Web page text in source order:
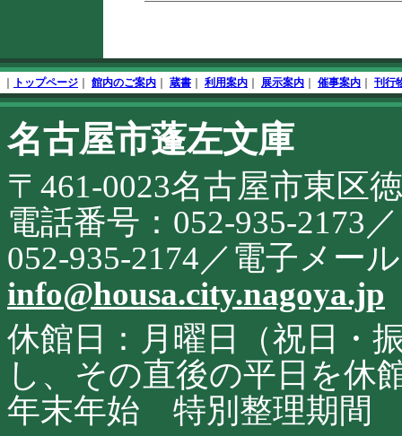
文
終
了
フ
ッ
タ
始
トップページ 館内のご案内 蔵書 利用案内 展示案内 催事案内 刊行
こ
の
サ
イ
ト
に
関
す
る
お
問
合
せ
名古屋市蓬左文庫
〒461-0023名古屋市東区
電話番号：052-935-2173
052-935-2174／電子メー
info@housa.city.nagoya.jp
休館日：月曜日（祝日・
し、その直後の平日を休
年末年始 特別整理期間